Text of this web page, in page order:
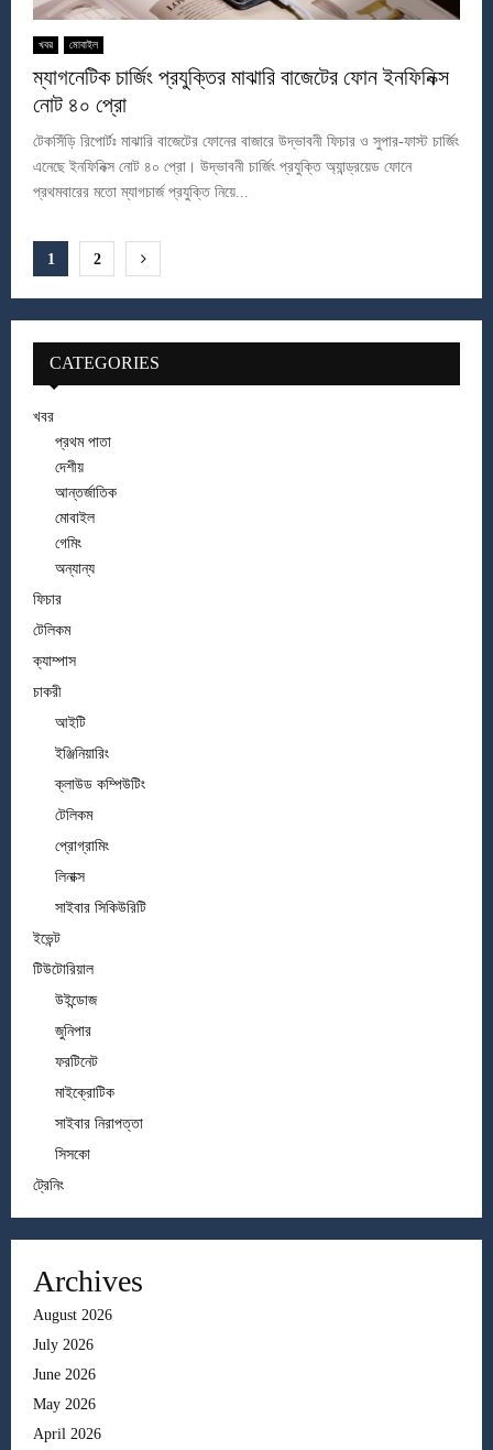
খবর মোবাইল
ম্যাগনেটিক চার্জিং প্রযুক্তির মাঝারি বাজেটের ফোন ইনফিনিক্স
নোট ৪০ প্রো
টেকসিঁড়ি রিপোর্টঃ মাঝারি বাজেটের ফোনের বাজারে উদ্ভাবনী ফিচার ও সুপার-ফাস্ট চার্জিং
এনেছে ইনফিনিক্স নোট ৪০ প্রো। উদ্ভাবনী চার্জিং প্রযুক্তি অ্যান্ড্রয়েড ফোনে
প্রথমবারের মতো ম্যাগচার্জ প্রযুক্তি নিয়ে...
Posts
pagination
1 2
CATEGORIES
খবর
প্রথম পাতা
দেশীয়
আন্তর্জাতিক
মোবাইল
গেমিং
অন্যান্য
ফিচার
টেলিকম
ক্যাম্পাস
চাকরী
আইটি
ইঞ্জিনিয়ারিং
ক্লাউড কম্পিউটিং
টেলিকম
প্রোগ্রামিং
লিনাক্স
সাইবার সিকিউরিটি
ইভেন্ট
টিউটোরিয়াল
উইন্ডোজ
জুনিপার
ফরটিনেট
মাইক্রোটিক
সাইবার নিরাপত্তা
সিসকো
ট্রেনিং
Archives
August 2026
July 2026
June 2026
May 2026
April 2026